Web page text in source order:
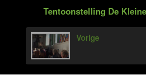
Tentoonstelling De
Vorige